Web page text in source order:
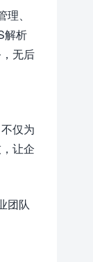
理、
解析
无后
仅为
让企
团队